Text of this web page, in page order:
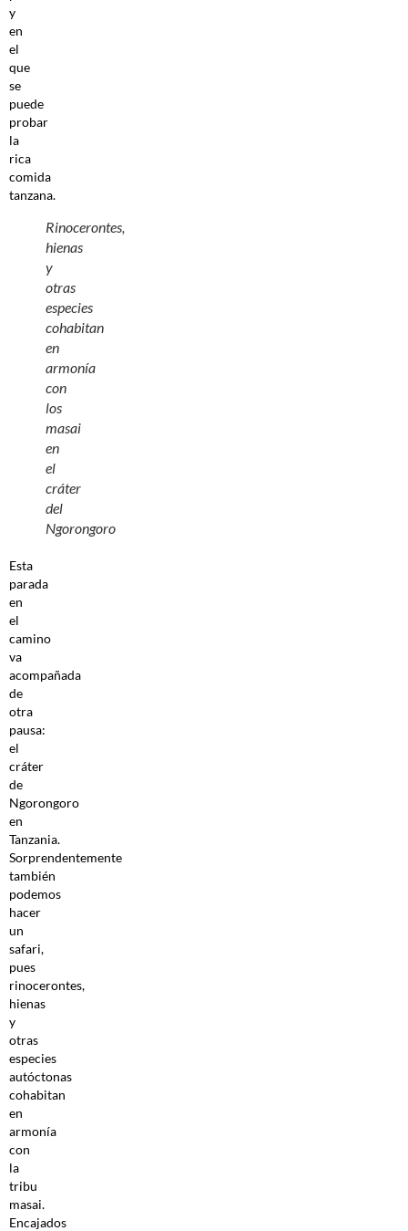
y
en
el
que
se
puede
probar
la
rica
comida
tanzana.
Rinocerontes,
hienas
y
otras
especies
cohabitan
en
armonía
con
los
masai
en
el
cráter
del
Ngorongoro
Esta
parada
en
el
camino
va
acompañada
de
otra
pausa:
el
cráter
de
Ngorongoro
en
Tanzania.
Sorprendentemente
también
podemos
hacer
un
safari,
pues
rinocerontes,
hienas
y
otras
especies
autóctonas
cohabitan
en
armonía
con
la
tribu
masai.
Encajados